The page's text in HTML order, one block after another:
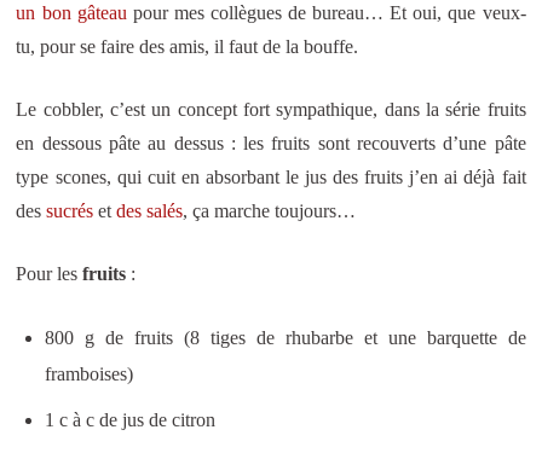
un bon gâteau pour mes collègues de bureau… Et oui, que veux-
tu, pour se faire des amis, il faut de la bouffe.
Le cobbler, c’est un concept fort sympathique, dans la série fruits
en dessous pâte au dessus : les fruits sont recouverts d’une pâte
type scones, qui cuit en absorbant le jus des fruits j’en ai déjà fait
dessucrés etdes salés, ça marche toujours…
Pour lesfruits :
800 g de fruits (8 tiges de rhubarbe et une barquette de
framboises)
1 c à c de jus de citron